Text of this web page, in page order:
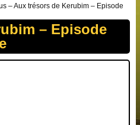
– Aux trésors de Kerubim – Episode
– Episode